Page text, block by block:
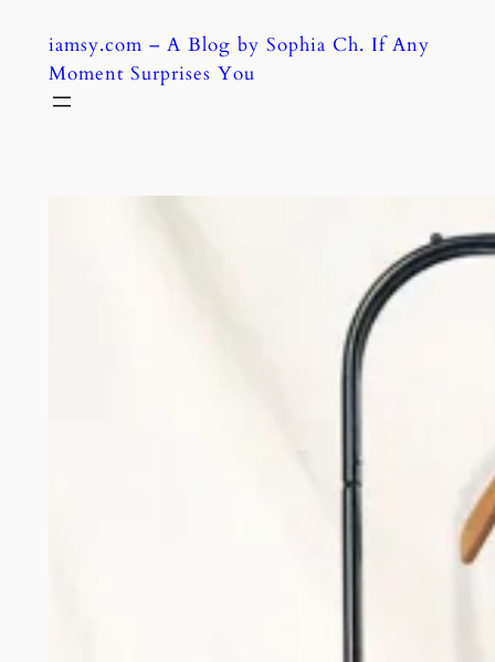
content
iamsy.com – A Blog by Sophia Ch. If Any
Moment Surprises You